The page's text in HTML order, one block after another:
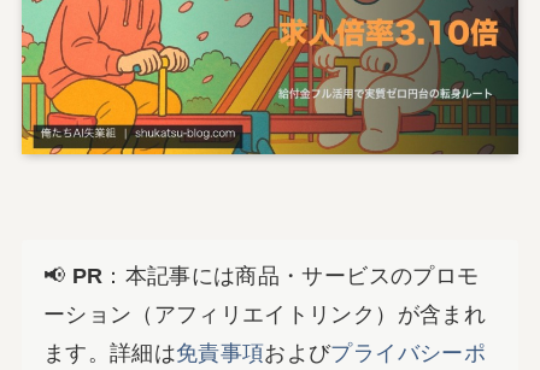
📢 PR ：本記事には商品・サービスのプロモ
ーション（アフィリエイトリンク）が含まれ
ます。詳細は免責事項およびプライバシーポ